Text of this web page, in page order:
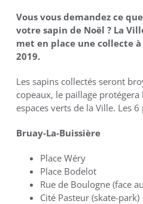
Vous vous demandez ce
votre sapin de Noël ? La
met en place une collecte
2019.
Les sapins collectés seront
copeaux, le paillage
espaces verts de la Ville. Les
Bruay-La-Buissière
Place Wéry
Place Bodelot
Rue de Boulogne (face
Cité Pasteur (skate-park)